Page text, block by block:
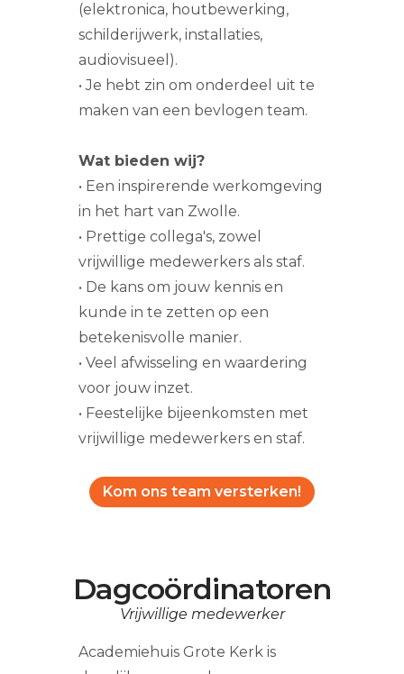
(elektronica, houtbewerking,
schilderijwerk, installaties,
audiovisueel).
• Je hebt zin om onderdeel uit te
maken van een bevlogen team.
Wat bieden wij?
• Een inspirerende werkomgeving
in het hart van Zwolle.
• Prettige collega's, zowel
vrijwillige medewerkers als staf.
• De kans om jouw kennis en
kunde in te zetten op een
betekenisvolle manier.
• Veel afwisseling en waardering
voor jouw inzet.
• Feestelijke bijeenkomsten met
vrijwillige medewerkers en staf.
Kom ons team versterken!
Dagcoördinatoren
Vrijwillige medewerker
Academiehuis Grote Kerk is